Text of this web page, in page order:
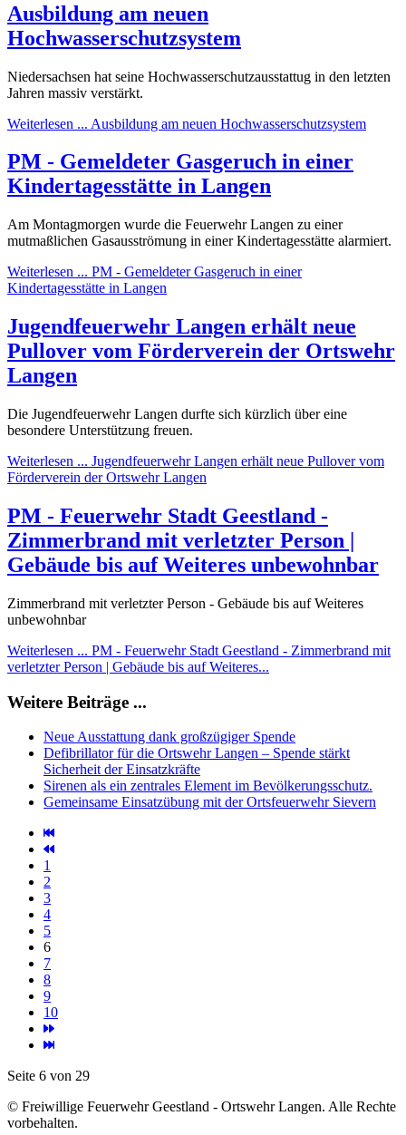
Ausbildung am neuen
Hochwasserschutzsystem
Niedersachsen hat seine Hochwasserschutzausstattug in den letzten
Jahren massiv verstärkt.
Weiterlesen ... Ausbildung am neuen Hochwasserschutzsystem
PM - Gemeldeter Gasgeruch in einer
Kindertagesstätte in Langen
Am Montagmorgen wurde die Feuerwehr Langen zu einer
mutmaßlichen Gasausströmung in einer Kindertagesstätte alarmiert.
Weiterlesen ... PM - Gemeldeter Gasgeruch in einer
Kindertagesstätte in Langen
Jugendfeuerwehr Langen erhält neue
Pullover vom Förderverein der Ortswehr
Langen
Die Jugendfeuerwehr Langen durfte sich kürzlich über eine
besondere Unterstützung freuen.
Weiterlesen ... Jugendfeuerwehr Langen erhält neue Pullover vom
Förderverein der Ortswehr Langen
PM - Feuerwehr Stadt Geestland -
Zimmerbrand mit verletzter Person |
Gebäude bis auf Weiteres unbewohnbar
Zimmerbrand mit verletzter Person - Gebäude bis auf Weiteres
unbewohnbar
Weiterlesen ... PM - Feuerwehr Stadt Geestland - Zimmerbrand mit
verletzter Person | Gebäude bis auf Weiteres...
Weitere Beiträge ...
Neue Ausstattung dank großzügiger Spende
Defibrillator für die Ortswehr Langen – Spende stärkt
Sicherheit der Einsatzkräfte
Sirenen als ein zentrales Element im Bevölkerungsschutz.
Gemeinsame Einsatzübung mit der Ortsfeuerwehr Sievern
1
2
3
4
5
6
7
8
9
10
Seite 6 von 29
© Freiwillige Feuerwehr Geestland - Ortswehr Langen. Alle Rechte
vorbehalten.